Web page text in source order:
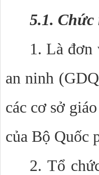
5.1. Chức
1. Là đơn
an ninh
các cơ sở
của Bộ Quốc
2. Tổ